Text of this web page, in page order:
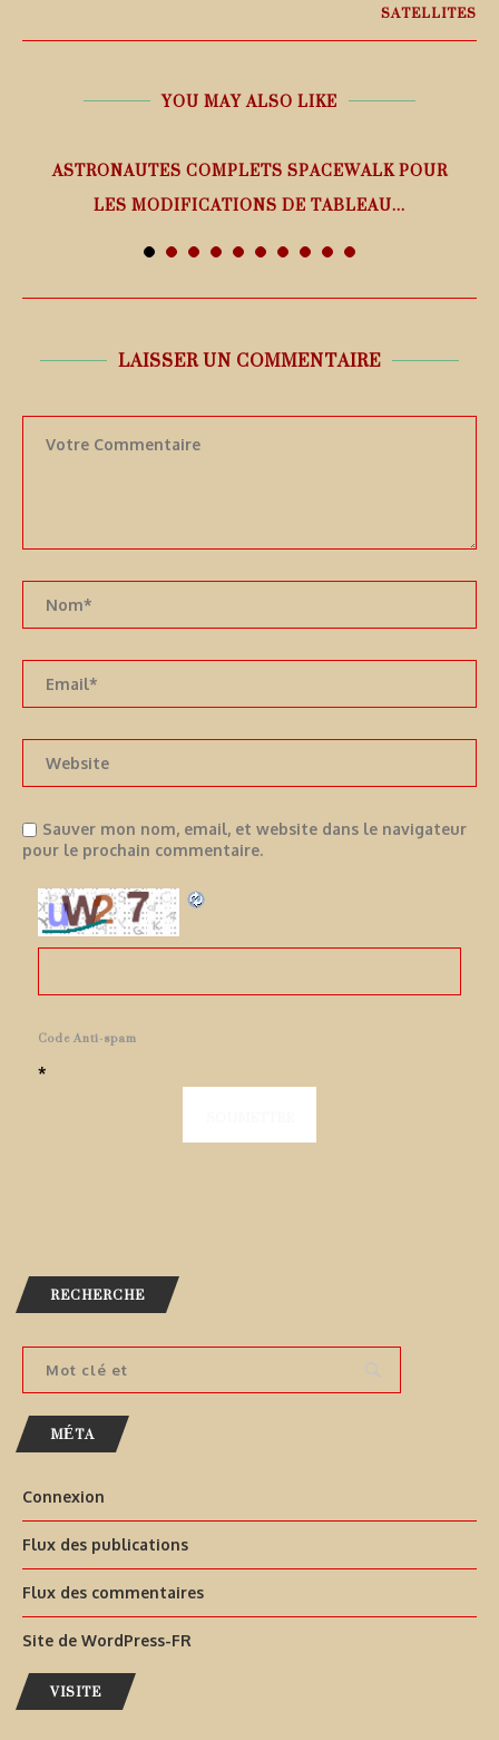
SATELLITES
YOU MAY ALSO LIKE
ASTRONAUTES COMPLETS SPACEWALK POUR
LES MODIFICATIONS DE TABLEAU...
LAISSER UN COMMENTAIRE
Sauver mon nom, email, et website dans le navigateur
pour le prochain commentaire.
Code Anti-spam
*
RECHERCHE
MÉTA
Connexion
Flux des publications
Flux des commentaires
Site de WordPress-FR
VISITE